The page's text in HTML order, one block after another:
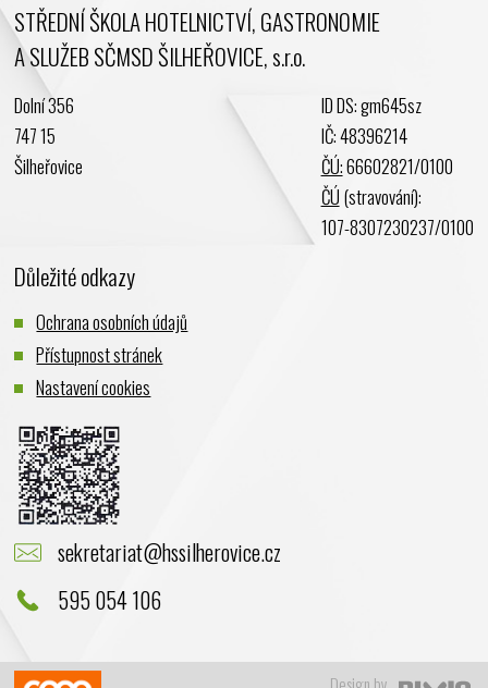
STŘEDNÍ ŠKOLA HOTELNICTVÍ, GASTRONOMIE
A SLUŽEB SČMSD ŠILHEŘOVICE, s.r.o.
Dolní 356
747 15
Šilheřovice
ID DS: gm645sz
IČ: 48396214
ČÚ:66602821/0100
ČÚ (stravování):
107-8307230237/0100
Důležité odkazy
Ochrana osobních údajů
Přístupnost stránek
Nastavení cookies
sekretariat@hssilherovice.cz
595 054 106